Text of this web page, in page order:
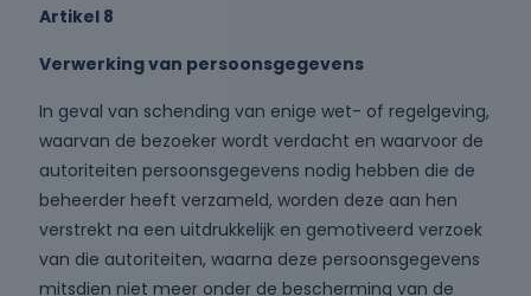
Artikel 8
Verwerking van persoonsgegevens
In geval van schending van enige wet- of regelgeving,
waarvan de bezoeker wordt verdacht en waarvoor de
autoriteiten persoonsgegevens nodig hebben die de
beheerder heeft verzameld, worden deze aan hen
verstrekt na een uitdrukkelijk en gemotiveerd verzoek
van die autoriteiten, waarna deze persoonsgegevens
mitsdien niet meer onder de bescherming van de